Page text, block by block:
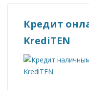
Кредит
KrediTEN